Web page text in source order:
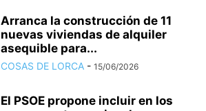
Arranca la construcción de 11
nuevas viviendas de alquiler
asequible para...
COSAS DE LORCA - 15/06/2026
El PSOE propone incluir en los